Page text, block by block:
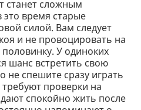
станет сложным
время старые
силой. Вам следует
и не провоцировать на
У одиноких
шанс встретить свою
не спешите сразу играть
проверки на
спокойно жить после